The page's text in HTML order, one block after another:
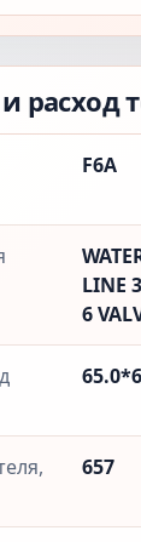
расход
F6A
LINE
6
657